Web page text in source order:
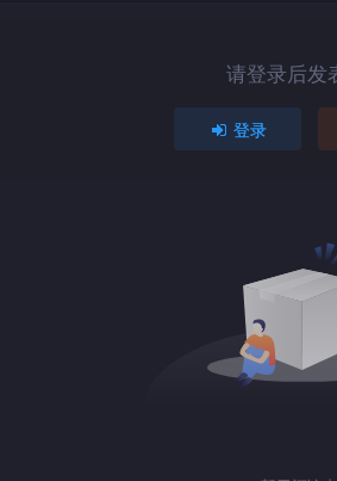
请登录后发
登录